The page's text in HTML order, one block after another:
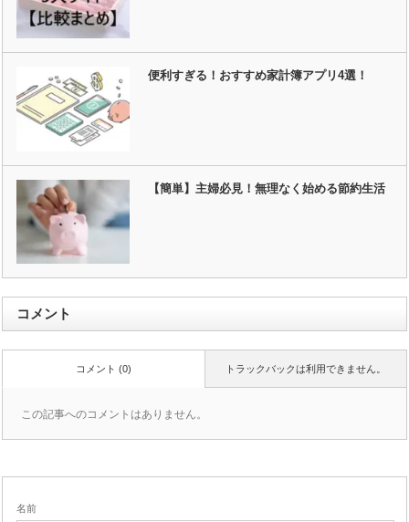
便利すぎる！おすすめ家計簿アプリ4選！
【簡単】主婦必見！無理なく始める節約生活
コメント
トラックバックは利用できません。
コメント (0)
この記事へのコメントはありません。
名前